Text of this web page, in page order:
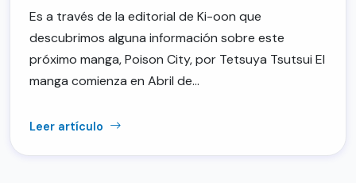
Es a través de la editorial de Ki-oon que
descubrimos alguna información sobre este
próximo manga, Poison City, por Tetsuya Tsutsui El
manga comienza en Abril de…
Leer artículo